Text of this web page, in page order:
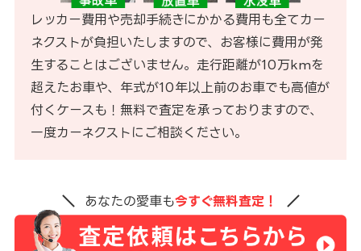
レッカー費用や売却手続きにかかる費用も全てカー
ネクストが負担いたしますので、お客様に費用が発
生することはございません。走行距離が10万kmを
超えたお車や、年式が10年以上前のお車でも高値が
付くケースも！無料で査定を承っておりますので、
一度カーネクストにご相談ください。
あなたの愛車も今すぐ無料査定！